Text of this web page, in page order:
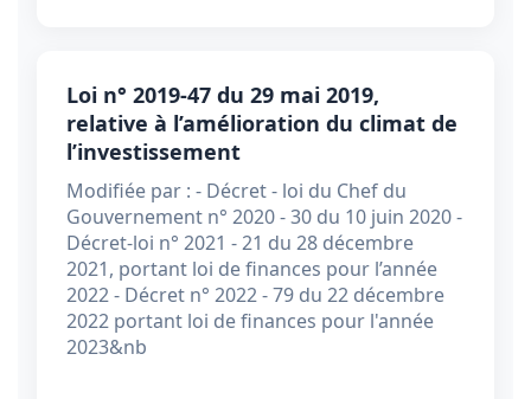
Loi n° 2019-47 du 29 mai 2019,
relative à l’amélioration du climat de
l’investissement
Modifiée par : - Décret - loi du Chef du
Gouvernement n° 2020 - 30 du 10 juin 2020 -
Décret-loi n° 2021 - 21 du 28 décembre
2021, portant loi de finances pour l’année
2022 - Décret n° 2022 - 79 du 22 décembre
2022 portant loi de finances pour l'année
2023&nb